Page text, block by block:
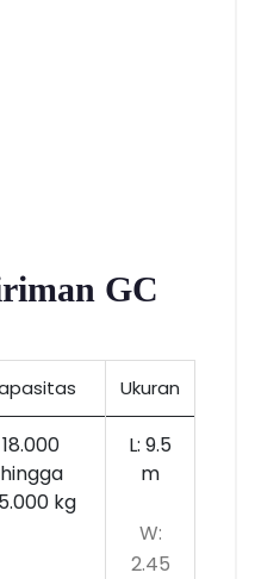
GC
Ukuran
18.000
hingga
kg
L: 9.5
m
W:
2.45